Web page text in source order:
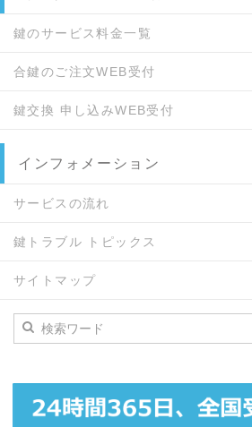
鍵のサービス料金一覧
合鍵のご注文WEB受付
鍵交換 申し込みWEB受付
インフォメーション
サービスの流れ
鍵トラブル トピックス
サイトマップ